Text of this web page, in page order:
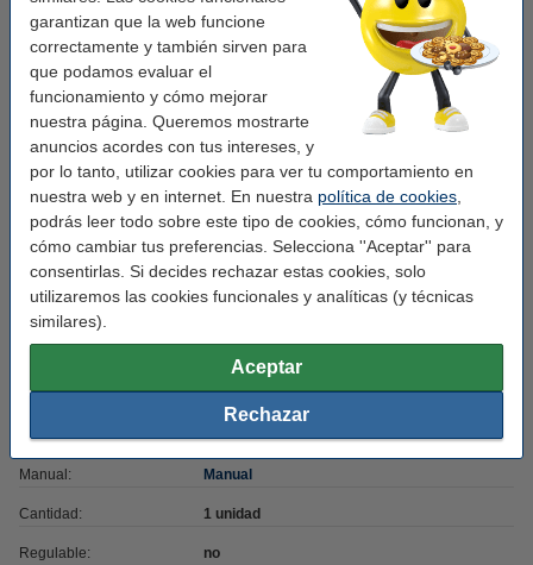
garantizan que la web funcione
correctamente y también sirven para
que podamos evaluar el
funcionamiento y cómo mejorar
nuestra página. Queremos mostrarte
anuncios acordes con tus intereses, y
por lo tanto, utilizar cookies para ver tu comportamiento en
nuestra web y en internet. En nuestra política de cookies
podrás leer todo sobre este tipo de cookies, cómo funcionan, y
cómo cambiar tus preferencias. Selecciona ''Aceptar'' para
consentirlas. Si decides rechazar estas cookies, solo
utilizaremos las cookies funcionales y analíticas (y técnicas
similares).
Aceptar
Rechazar
Clase: II
Frecuencia de entrada:
Temperatura de
funcionamiento:
-20 a +45 °C
Medidas: 120 cm x 28
Marca: 123led
Material: Vidrio, PET
Vatio:
mate
Voltaje mín: 220 - 240 V
Potencia lumínica: 2.160
Manual: Manual
Cantidad: 1 unidad
Regulable: no